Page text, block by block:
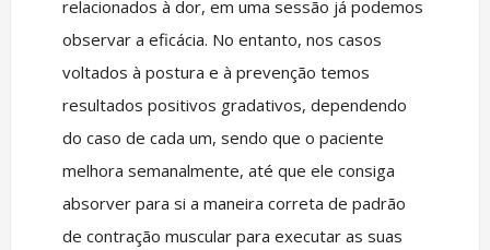
relacionados à dor, em uma sessão já podemos
observar a eficácia. No entanto, nos casos
voltados à postura e à prevenção temos
resultados positivos gradativos, dependendo
do caso de cada um, sendo que o paciente
melhora semanalmente, até que ele consiga
absorver para si a maneira correta de padrão
de contração muscular para executar as suas